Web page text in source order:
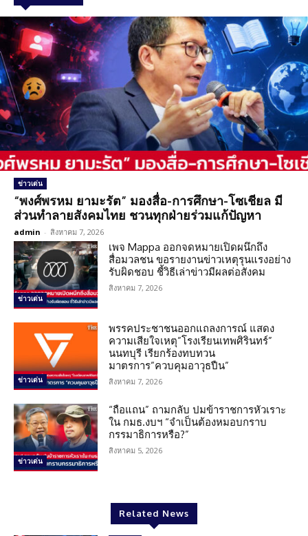
ข่าวเด่น
“พงศ์พรหม ยามะรัต” มองสื่อ-การศึกษา-โซเชียล มี
ส่วนทำลายสังคมไทย ชวนทุกฝ่ายร่วมแก้ปัญหา
admin - สิงหาคม 7, 2026
ข่าวเด่น
เพจ Mappa ออกจดหมายเปิดผนึกถึง
สื่อมวลชน ขอรายงานข่าวเหตุรุนแรงอย่าง
รับผิดชอบ ชี้วิธีเล่าข่าวมีผลต่อสังคม
สิงหาคม 7, 2026
ข่าวเด่น
พรรคประชาชนออกแถลงการณ์ แสดง
ความเสียใจเหตุ”โรงเรียนเทพศิรินทร์”
นนทบุรี เรียกร้องทบทวน
มาตรการ”ควบคุมอาวุธปืน”
สิงหาคม 7, 2026
ข่าวเด่น
“ถือแถน” ถามกลับ ปมข้าราชการหัวเราะ
ใน กมธ.งบฯ “จำเป็นต้องหมอบกราบ
กรรมาธิการหรือ?”
สิงหาคม 5, 2026
Related News